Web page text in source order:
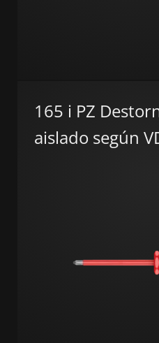
165 i PZ
aislado según